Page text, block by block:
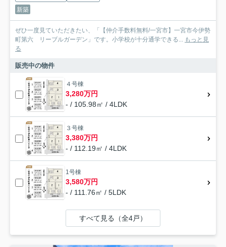
新築
ぜひ一度見ていただきたい、「【仲介手数料無料/一宮市】一宮市今伊勢
町第六 リーブルガーデン」です。小学校が十分通学できる... もっと見
る
販売中の物件
４号棟
3,280万円
- / 105.98㎡ / 4LDK
３号棟
3,380万円
- / 112.19㎡ / 4LDK
1号棟
3,580万円
- / 111.76㎡ / 5LDK
すべて見る（全4戸）